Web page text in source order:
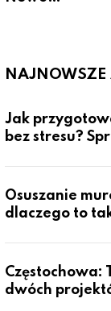
NAJNOWSZE
Jak
bez stresu?
Osuszanie
dlaczego to
Częstochowa:
dwóch